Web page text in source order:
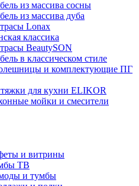
из массива сосны
из массива дуба
Lonax
классика
BeautySON
в классическом стиле
и комплектующие ПГ
для кухни ELIKOR
мойки и смесители
и витрины
ТВ
и тумбы